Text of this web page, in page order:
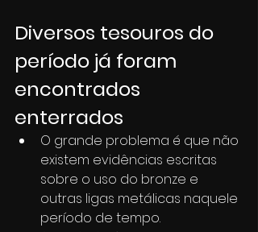
Diversos tesouros do
período já foram
encontrados
enterrados
O grande problema é que não
existem evidências escritas
sobre o uso do bronze e
outras ligas metálicas naquele
período de tempo.